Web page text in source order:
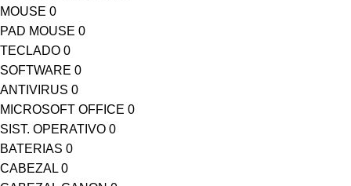
MOUSE 0
PAD MOUSE 0
TECLADO 0
SOFTWARE 0
ANTIVIRUS 0
MICROSOFT OFFICE 0
SIST. OPERATIVO 0
BATERIAS 0
CABEZAL 0